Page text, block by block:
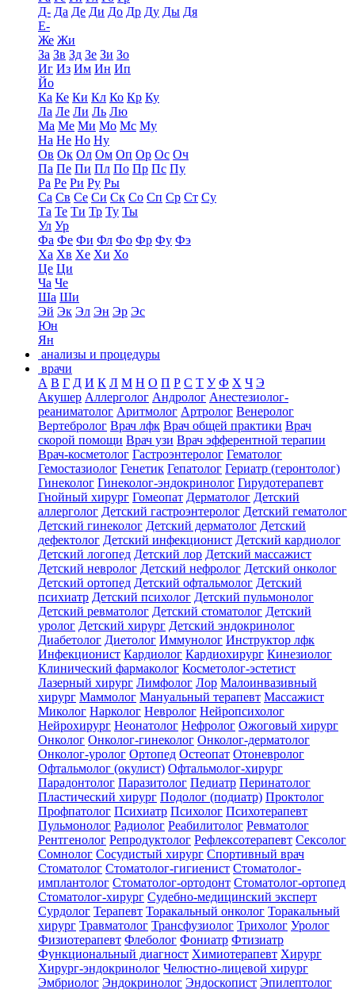
Д- Да Де Ди До Др Ду Ды Дя
Е-
Же Жи
За Зв Зд Зе Зи Зо
Иг Из Им Ин Ип
Йо
Ка Ке Ки Кл Ко Кр Ку
Ла Ле Ли Ль Лю
Ма Ме Ми Мо Мс Му
На Не Но Ну
Ов Ок Ол Ом Оп Ор Ос Оч
Па Пе Пи Пл По Пр Пс Пу
Ра Ре Ри Ру Ры
Са Св Се Си Ск Со Сп Ср Ст Су
Та Те Ти Тр Ту Ты
Ул Ур
Фа Фе Фи Фл Фо Фр Фу Фэ
Ха Хв Хе Хи Хо
Це Ци
Ча Че
Ша Ши
Эй Эк Эл Эн Эр Эс
Юн
Ян
анализы и процедуры
врачи
А В Г Д И К Л М Н О П Р С Т У Ф Х Ч Э
Акушер Аллерголог Андролог Анестезиолог-
реаниматолог Аритмолог Артролог Венеролог
Вертебролог Врач лфк Врач общей практики Врач
скорой помощи Врач узи Врач эфферентной терапии
Врач-косметолог Гастроэнтеролог Гематолог
Гемостазиолог Генетик Гепатолог Гериатр (геронтолог)
Гинеколог Гинеколог-эндокринолог Гирудотерапевт
Гнойный хирург Гомеопат Дерматолог Детский
аллерголог Детский гастроэнтеролог Детский гематолог
Детский гинеколог Детский дерматолог Детский
дефектолог Детский инфекционист Детский кардиолог
Детский логопед Детский лор Детский массажист
Детский невролог Детский нефролог Детский онколог
Детский ортопед Детский офтальмолог Детский
психиатр Детский психолог Детский пульмонолог
Детский ревматолог Детский стоматолог Детский
уролог Детский хирург Детский эндокринолог
Диабетолог Диетолог Иммунолог Инструктор лфк
Инфекционист Кардиолог Кардиохирург Кинезиолог
Клинический фармаколог Косметолог-эстетист
Лазерный хирург Лимфолог Лор Малоинвазивный
хирург Маммолог Мануальный терапевт Массажист
Миколог Нарколог Невролог Нейропсихолог
Нейрохирург Неонатолог Нефролог Ожоговый хирург
Онколог Онколог-гинеколог Онколог-дерматолог
Онколог-уролог Ортопед Остеопат Отоневролог
Офтальмолог (окулист) Офтальмолог-хирург
Парадонтолог Паразитолог Педиатр Перинатолог
Пластический хирург Подолог (подиатр) Проктолог
Профпатолог Психиатр Психолог Психотерапевт
Пульмонолог Радиолог Реабилитолог Ревматолог
Рентгенолог Репродуктолог Рефлексотерапевт Сексолог
Сомнолог Сосудистый хирург Спортивный врач
Стоматолог Стоматолог-гигиенист Стоматолог-
имплантолог Стоматолог-ортодонт Стоматолог-ортопед
Стоматолог-хирург Судебно-медицинский эксперт
Сурдолог Терапевт Торакальный онколог Торакальный
хирург Травматолог Трансфузиолог Трихолог Уролог
Физиотерапевт Флеболог Фониатр Фтизиатр
Функциональный диагност Химиотерапевт Хирург
Хирург-эндокринолог Челюстно-лицевой хирург
Эмбриолог Эндокринолог Эндоскопист Эпилептолог